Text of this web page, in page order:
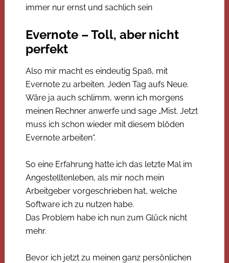
immer nur ernst und sachlich sein
Evernote – Toll, aber nicht
perfekt
Also mir macht es eindeutig Spaß, mit
Evernote zu arbeiten. Jeden Tag aufs Neue.
Wäre ja auch schlimm, wenn ich morgens
meinen Rechner anwerfe und sage „Mist. Jetzt
muss ich schon wieder mit diesem blöden
Evernote arbeiten“.
So eine Erfahrung hatte ich das letzte Mal im
Angestelltenleben, als mir noch mein
Arbeitgeber vorgeschrieben hat, welche
Software ich zu nutzen habe.
Das Problem habe ich nun zum Glück nicht
mehr.
Bevor ich jetzt zu meinen ganz persönlichen